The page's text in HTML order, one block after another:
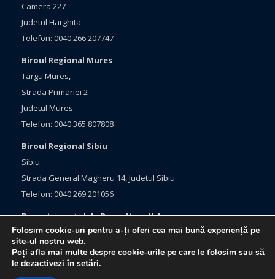
Camera 227
Judetul Harghita
Telefon: 0040 266 207747
Biroul Regional Mures
Targu Mures,
Strada Primariei 2
Judetul Mures
Telefon: 0040 365 807808
Biroul Regional Sibiu
Sibiu
Strada General Magheru 14, Judetul Sibiu
Telefon: 0040 269 201056
Departamentul de Dezvoltare Urbana
Brasov, Bulevardul Eroilor 33
Judetul Brasov
Telefon: 0040 368 415760
Folosim cookie-uri pentru a-ți oferi cea mai bună experiență pe
site-ul nostru web.
Poți afla mai multe despre cookie-urile pe care le folosim sau să
le dezactivezi în setări.